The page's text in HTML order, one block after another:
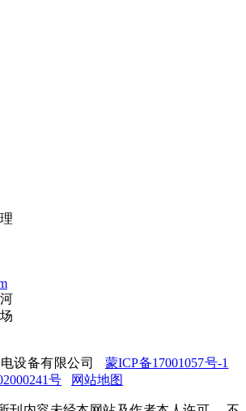
设备有限公司 蒙ICP备17001057号-1
号
网站地图